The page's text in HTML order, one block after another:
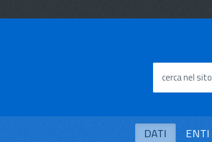
cerca nel sito
DATI ENTI